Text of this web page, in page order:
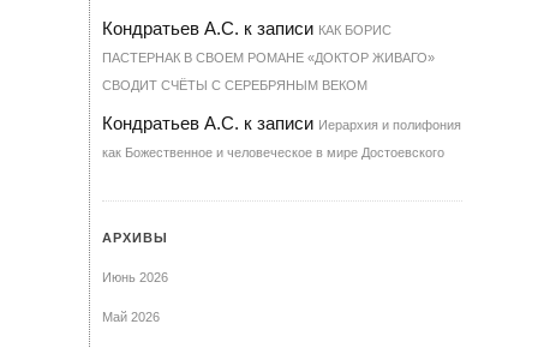
Кондратьев А.С. к записи КАК БОРИС
ПАСТЕРНАК В СВОЕМ РОМАНЕ «ДОКТОР ЖИВАГО»
СВОДИТ СЧЁТЫ С СЕРЕБРЯНЫМ ВЕКОМ
Кондратьев А.С. к записи Иерархия и полифония
как Божественное и человеческое в мире Достоевского
АРХИВЫ
Июнь 2026
Май 2026